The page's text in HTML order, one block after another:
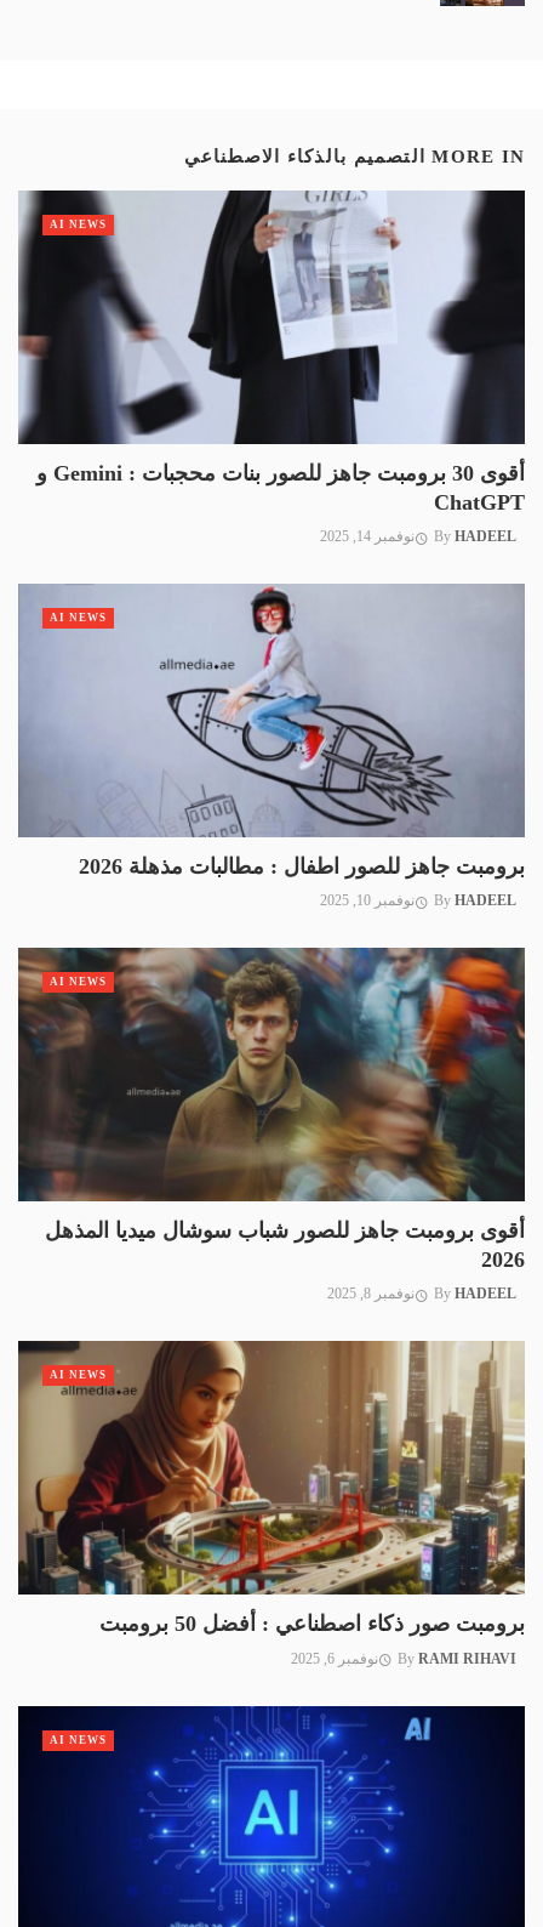
MORE IN التصميم بالذكاء الاصطناعي
أقوى 30 برومبت جاهز للصور بنات محجبات : Gemini و
ChatGPT
By HADEEL نوفمبر 14, 2025
AI NEWS
برومبت جاهز للصور اطفال : مطالبات مذهلة 2026
By HADEEL نوفمبر 10, 2025
AI NEWS
أقوى برومبت جاهز للصور شباب سوشال ميديا المذهل
2026
By HADEEL نوفمبر 8, 2025
AI NEWS
برومبت صور ذكاء اصطناعي : أفضل 50 برومبت
By RAMI RIHAVI نوفمبر 6, 2025
AI NEWS
AI NEWS